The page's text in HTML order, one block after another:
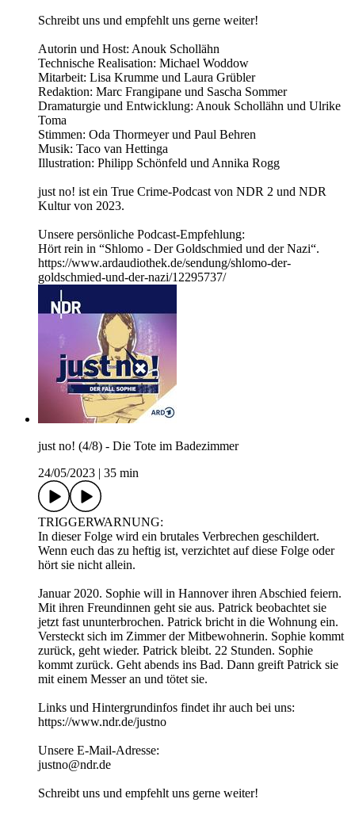
Schreibt uns und empfehlt uns gerne weiter!
Autorin und Host: Anouk Schollähn
Technische Realisation: Michael Woddow
Mitarbeit: Lisa Krumme und Laura Grübler
Redaktion: Marc Frangipane und Sascha Sommer
Dramaturgie und Entwicklung: Anouk Schollähn und Ulrike
Toma
Stimmen: Oda Thormeyer und Paul Behren
Musik: Taco van Hettinga
Illustration: Philipp Schönfeld und Annika Rogg
just no! ist ein True Crime-Podcast von NDR 2 und NDR
Kultur von 2023.
Unsere persönliche Podcast-Empfehlung:
Hört rein in “Shlomo - Der Goldschmied und der Nazi“.
https://www.ardaudiothek.de/sendung/shlomo-der-
goldschmied-und-der-nazi/12295737/
just no! (4/8) - Die Tote im Badezimmer
24/05/2023
35 min
TRIGGERWARNUNG:
In dieser Folge wird ein brutales Verbrechen geschildert.
Wenn euch das zu heftig ist, verzichtet auf diese Folge oder
hört sie nicht allein.
Januar 2020. Sophie will in Hannover ihren Abschied feiern.
Mit ihren Freundinnen geht sie aus. Patrick beobachtet sie
jetzt fast ununterbrochen. Patrick bricht in die Wohnung ein.
Versteckt sich im Zimmer der Mitbewohnerin. Sophie kommt
zurück, geht wieder. Patrick bleibt. 22 Stunden. Sophie
kommt zurück. Geht abends ins Bad. Dann greift Patrick sie
mit einem Messer an und tötet sie.
Links und Hintergrundinfos findet ihr auch bei uns:
https://www.ndr.de/justno
Unsere E-Mail-Adresse:
justno@ndr.de
Schreibt uns und empfehlt uns gerne weiter!